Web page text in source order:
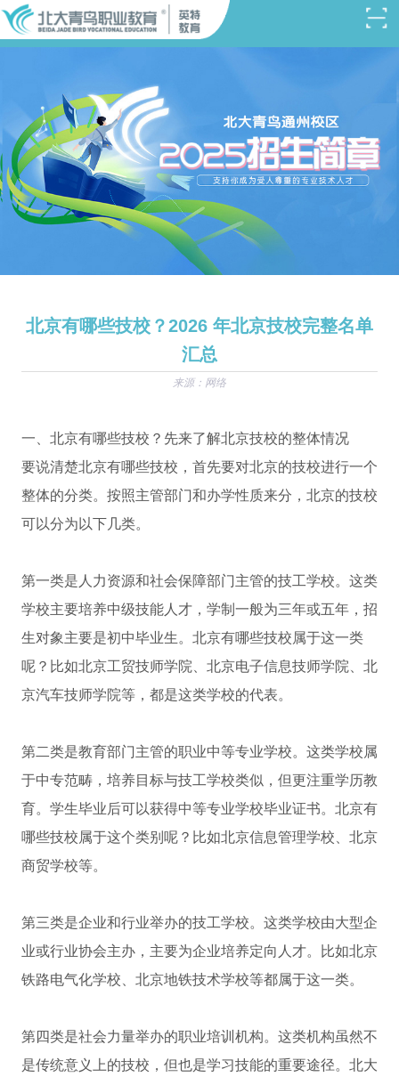
北京有哪些技校？2026 年北京技校完整名单
汇总
来源：网络
一、北京有哪些技校？先来了解北京技校的整体情况
要说清楚北京有哪些技校，首先要对北京的技校进行一个
整体的分类。按照主管部门和办学性质来分，北京的技校
可以分为以下几类。
第一类是人力资源和社会保障部门主管的技工学校。这类
学校主要培养中级技能人才，学制一般为三年或五年，招
生对象主要是初中毕业生。北京有哪些技校属于这一类
呢？比如北京工贸技师学院、北京电子信息技师学院、北
京汽车技师学院等，都是这类学校的代表。
第二类是教育部门主管的职业中等专业学校。这类学校属
于中专范畴，培养目标与技工学校类似，但更注重学历教
育。学生毕业后可以获得中等专业学校毕业证书。北京有
哪些技校属于这个类别呢？比如北京信息管理学校、北京
商贸学校等。
第三类是企业和行业举办的技工学校。这类学校由大型企
业或行业协会主办，主要为企业培养定向人才。比如北京
铁路电气化学校、北京地铁技术学校等都属于这一类。
第四类是社会力量举办的职业培训机构。这类机构虽然不
是传统意义上的技校，但也是学习技能的重要途径。北大